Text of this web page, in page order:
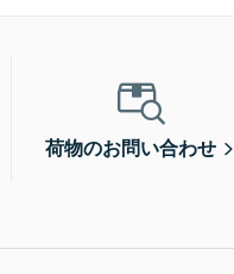
荷物のお問い合わせ